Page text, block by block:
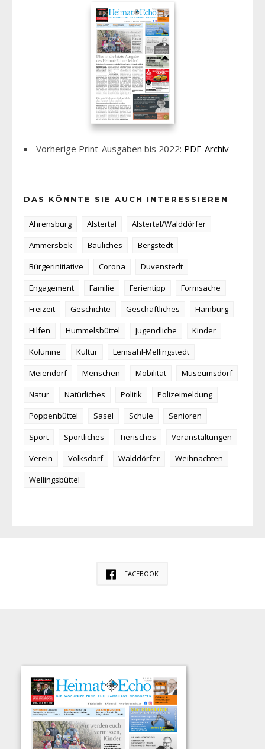
Vorherige Print-Ausgaben bis 2022: PDF-Archiv
DAS KÖNNTE SIE AUCH INTERESSIEREN
Ahrensburg Alstertal
Alstertal/Walddörfer
Ammersbek
Bauliches
Bergstedt
Bürgerinitiative
Corona
Duvenstedt
Engagement
Familie Ferientipp
Formsache
Freizeit
Geschichte Geschäftliches
Hamburg
Hilfen
Hummelsbüttel Jugendliche
Kinder
Kolumne
Kultur
Lemsahl-Mellingstedt
Meiendorf
Menschen Mobilität
Museumsdorf
Natur
Natürliches Politik
Polizeimeldung
Poppenbüttel
Sasel Schule
Senioren
Sport
Sportliches Tierisches
Veranstaltungen
Verein
Volksdorf Walddörfer
Weihnachten
Wellingsbüttel
FACEBOOK